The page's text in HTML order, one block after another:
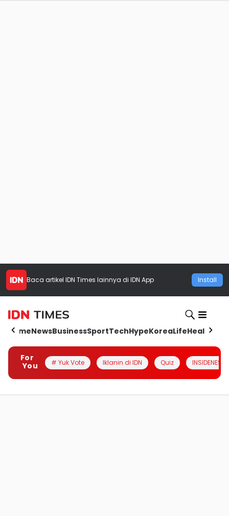
Baca artikel IDN Times lainnya di IDN App Install
HomeNewsBusinessSportTechHypeKoreaLifeHealth
For
You
# Yuk Vote Iklanin di IDN Quiz INSIDENESIA